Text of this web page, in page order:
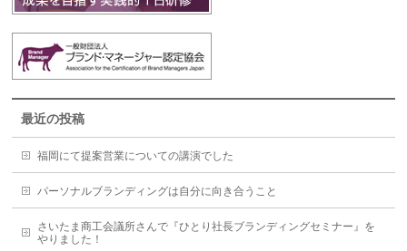
最近の投稿
福岡にて提案営業についての講演でした
パーソナルブランディングは自分に向き合うこと
さいたま商工会議所さんで『ひとり社長ブランディングセミナー』を
やりました！